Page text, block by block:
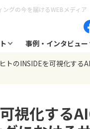
ングの今を届けるWEBメディア
事例・インタビュー
トのINSIDEを可視化す
視化する